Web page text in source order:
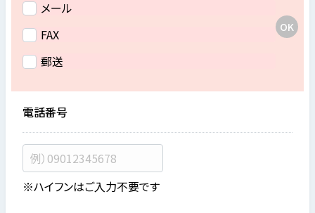
メール
FAX
郵送
電話番号
※ハイフンはご入力不要です